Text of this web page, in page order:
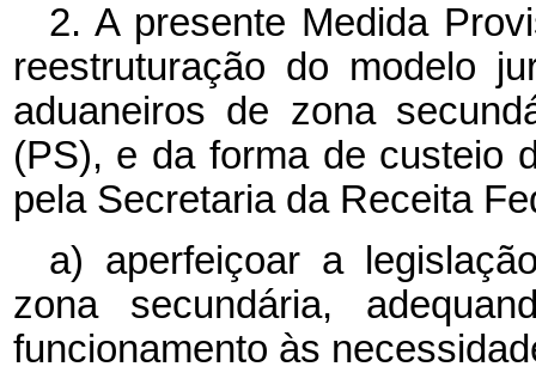
2. A presente Medida
reestruturação do modelo
aduaneiros de zona
(PS), e da forma de custeio
pela Secretaria da Receita
a) aperfeiçoar a
zona secundária,
funcionamento às